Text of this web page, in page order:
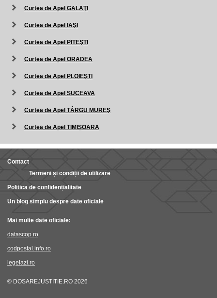
Curtea de Apel GALAŢI
Curtea de Apel IAŞI
Curtea de Apel PITEŞTI
Curtea de Apel ORADEA
Curtea de Apel PLOIEŞTI
Curtea de Apel SUCEAVA
Curtea de Apel TÂRGU MUREŞ
Curtea de Apel TIMIŞOARA
Contact
Termeni și condiții de utilizare
Politica de confidențialitate
Un blog simplu despre date oficiale
Mai multe date oficiale:
datascop.ro
codpostal.info.ro
legelazi.ro
© DOSAREJUSTITIE.RO 2026